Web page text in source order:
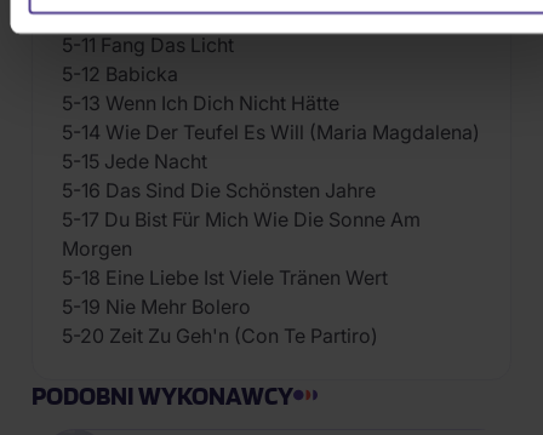
5-10 Für Immer Jung
5-11 Fang Das Licht
5-12 Babicka
5-13 Wenn Ich Dich Nicht Hätte
5-14 Wie Der Teufel Es Will (Maria Magdalena)
5-15 Jede Nacht
5-16 Das Sind Die Schönsten Jahre
5-17 Du Bist Für Mich Wie Die Sonne Am
Morgen
5-18 Eine Liebe Ist Viele Tränen Wert
5-19 Nie Mehr Bolero
5-20 Zeit Zu Geh'n (Con Te Partiro)
PODOBNI WYKONAWCY